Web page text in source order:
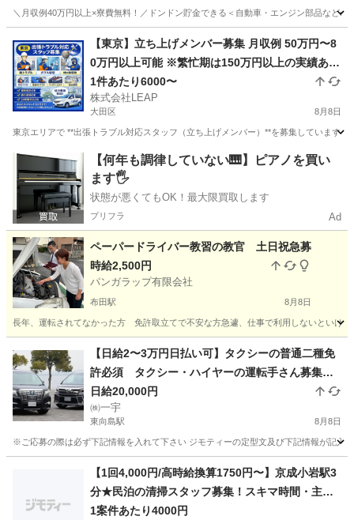
＼月収例40万円以上×寮費無料！／ドンドン貯金できる＜自動車・エンジン部品など
羽村駅 その他
【東京】立ち上げメンバー募集 月収例 50万円〜8
0万円以上可能 ※繁忙期は150万円以上の実績あり
完全出来高制 1件あたり平均6000円 1日2〜7件程
度の対応 日収目安：12000円〜42000円
1件あたり6000〜
株式会社LEAP
大田区 8月8日
東京エリアで **出張トラブル対応スタッフ（立ち上げメンバー）**を募集しています
東京 大田区 その他 スタッフ
【何年も調律していない🎹】ピアノを買い
ます🖐️
状態が悪くてもOK！最大限買取します
プリフラ Ad
ペーパードライバー教習の教官 土日祝急募
時給2,500円
パンガラップ有限会社
布田駅 8月8日
長年、運転されてなかった方 免許取立てで不安な方急遽、仕事で利用しないとい
布田駅 その他 ペーパードライバー
【日給2〜3万円日払い可】タクシーの普通二種免
許必須 タクシー・ハイヤーの運転手さん募集し
ます！ 大型二種でも可【どなたでも月給50万円
以上可能です】免許取得支援制度有ります。固定
給（時給1800円）の仕事もあります
日給20,000円
㈱一宇
東向島駅 8月8日
※ご応募の際は必ず下記情報を入れて下さい ジモティーの定型文及び下記情報が記入
東向島駅 その他 ハイヤー
【1回4,000円/高時給換算1750円〜】京成小岩駅3
分★民泊の清掃スタッフ募集！スキマ時間・主婦
(夫)歓迎
1案件あたり4000円